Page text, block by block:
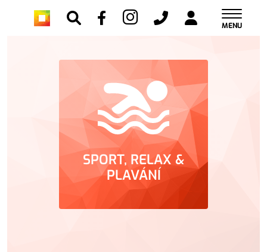
MENU
SPORT, RELAX &
PLAVÁNÍ